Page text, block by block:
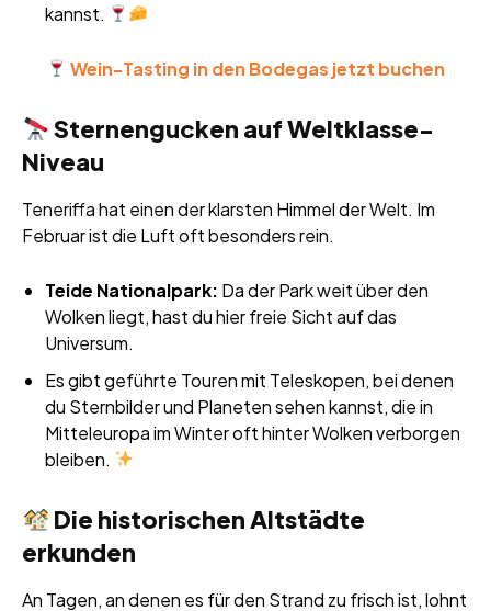
kannst.
Wein-Tasting in den Bodegas jetzt buchen
Sternengucken auf Weltklasse-
Niveau
Teneriffa hat einen der klarsten Himmel der Welt. Im
Februar ist die Luft oft besonders rein.
Teide Nationalpark: Da der Park weit über den
Wolken liegt, hast du hier freie Sicht auf das
Universum.
Es gibt geführte Touren mit Teleskopen, bei denen
du Sternbilder und Planeten sehen kannst, die in
Mitteleuropa im Winter oft hinter Wolken verborgen
bleiben.
Die historischen Altstädte
erkunden
An Tagen, an denen es für den Strand zu frisch ist, lohnt